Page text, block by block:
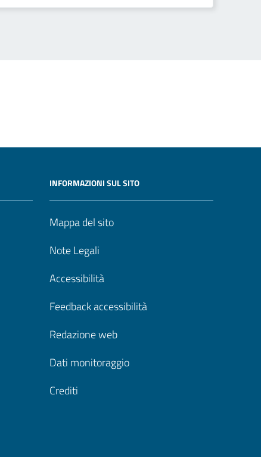
INFORMAZIONI SUL SITO
Mappa del sito
Note Legali
Accessibilità
Feedback accessibilità
Redazione web
Dati monitoraggio
Crediti